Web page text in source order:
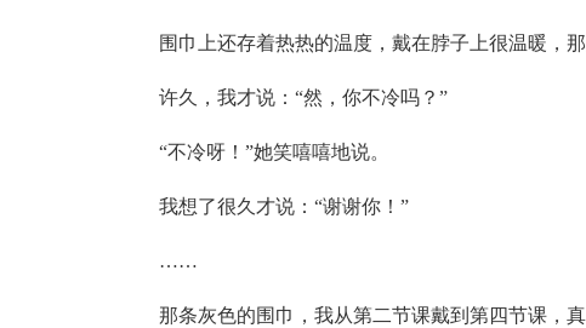
围巾上还存着热热的温度，戴在脖子上很温暖，
许久，我才说：“然，你不冷吗？”
“不冷呀！”她笑嘻嘻地说。
我想了很久才说：“谢谢你！”
……
那条灰色的围巾，我从第二节课戴到第四节课，真